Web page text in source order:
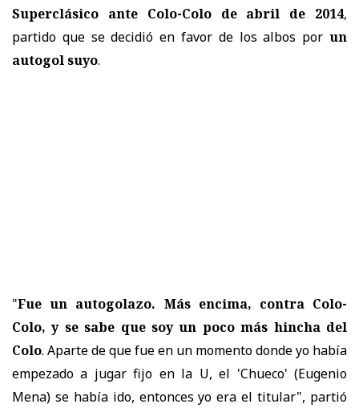
Superclásico ante Colo-Colo de abril de 2014,
partido que se decidió en favor de los albos por un
autogol suyo.
"Fue un autogolazo. Más encima, contra Colo-
Colo, y se sabe que soy un poco más hincha del
Colo. Aparte de que fue en un momento donde yo había
empezado a jugar fijo en la U, el 'Chueco' (Eugenio
Mena) se había ido, entonces yo era el titular", partió